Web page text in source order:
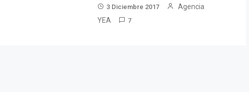
3 Diciembre 2017
Agencia
YEA
7